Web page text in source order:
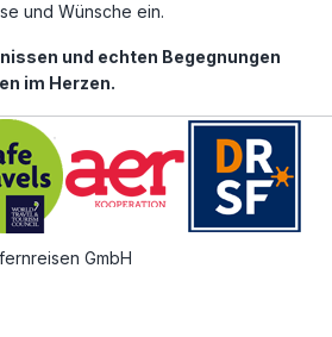
und Wünsche ein.
und echten Begegnungen
im Herzen.
GmbH